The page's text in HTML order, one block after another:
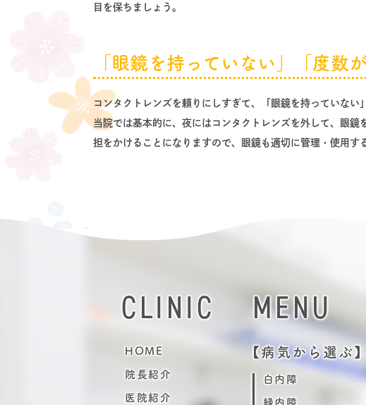
目を保ちましょう。
「眼鏡を持っていない」「度数
コンタクトレンズを頼りにしすぎて、「眼鏡を持っていな
当院では基本的に、夜にはコンタクトレンズを外して、眼
担をかけることになりますので、眼鏡も適切に管理・使用す
CLINIC
HOME
院長紹介
医院紹介
MENU
【病気から選ぶ】
白内障
緑内障